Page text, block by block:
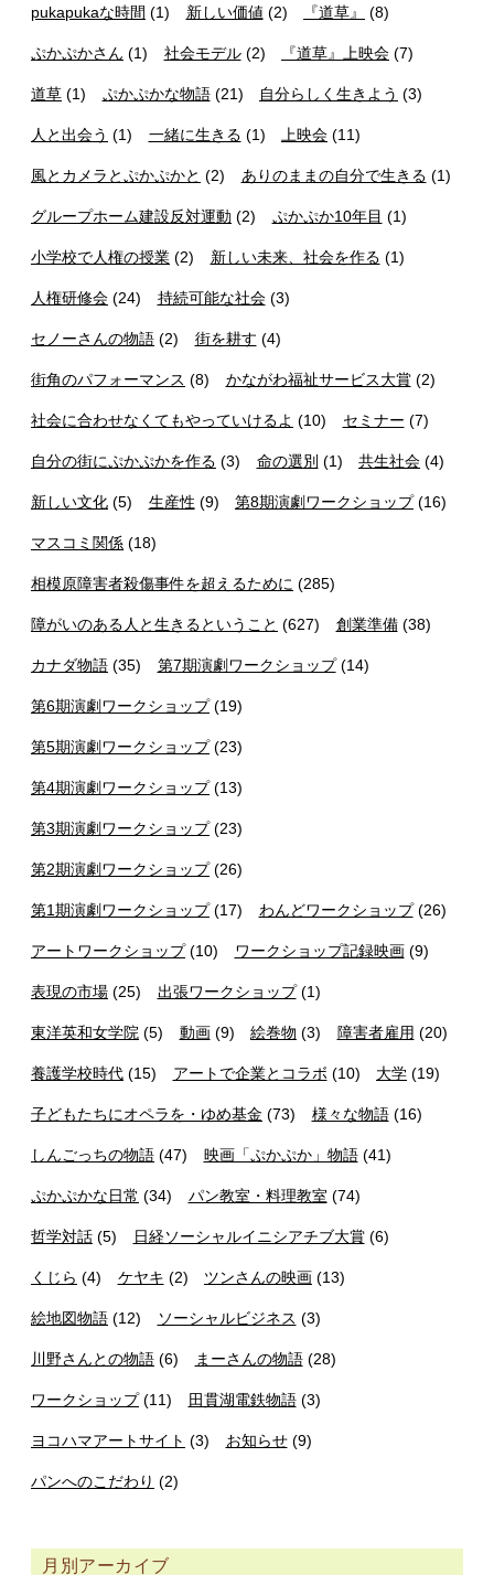
pukapukaな時間 (1) 新しい価値 (2) 『道草』 (8)
ぷかぷかさん (1) 社会モデル(2) 『道草』上映会 (7)
道草 (1) ぷかぷかな物語(21) 自分らしく生きよう (3)
人と出会う (1) 一緒に生きる (1) 上映会 (11)
風とカメラとぷかぷかと (2) ありのままの自分で生きる (1)
グループホーム建設反対運動 (2) ぷかぷか10年目 (1)
小学校で人権の授業 (2) 新しい未来、社会を作る (1)
人権研修会 (24) 持続可能な社会(3)
セノーさんの物語 (2) 街を耕す (4)
街角のパフォーマンス (8) かながわ福祉サービス大賞(2)
社会に合わせなくてもやっていけるよ (10) セミナー (7)
自分の街にぷかぷかを作る (3) 命の選別 (1) 共生社会 (4)
新しい文化 (5) 生産性 (9) 第8期演劇ワークショップ(16)
マスコミ関係 (18)
相模原障害者殺傷事件を超えるために (285)
障がいのある人と生きるということ (627) 創業準備(38)
カナダ物語 (35) 第7期演劇ワークショップ(14)
第6期演劇ワークショップ(19)
第5期演劇ワークショップ(23)
第4期演劇ワークショップ(13)
第3期演劇ワークショップ(23)
第2期演劇ワークショップ(26)
第1期演劇ワークショップ(17) わんどワークショップ(26)
アートワークショップ(10) ワークショップ記録映画(9)
表現の市場 (25) 出張ワークショップ(1)
東洋英和女学院 (5) 動画(9) 絵巻物 (3) 障害者雇用 (20)
養護学校時代 (15) アートで企業とコラボ (10) 大学 (19)
子どもたちにオペラを・ゆめ基金 (73) 様々な物語(16)
しんごっちの物語 (47) 映画「ぷかぷか」物語(41)
ぷかぷかな日常 (34) パン教室・料理教室 (74)
哲学対話 (5) 日経ソーシャルイニシアチブ大賞(6)
くじら (4) ケヤキ (2) ツンさんの映画 (13)
絵地図物語 (12) ソーシャルビジネス (3)
川野さんとの物語 (6) まーさんの物語(28)
ワークショップ(11) 田貫湖電鉄物語(3)
ヨコハマアートサイト (3) お知らせ(9)
パンへのこだわり (2)
月別アーカイブ